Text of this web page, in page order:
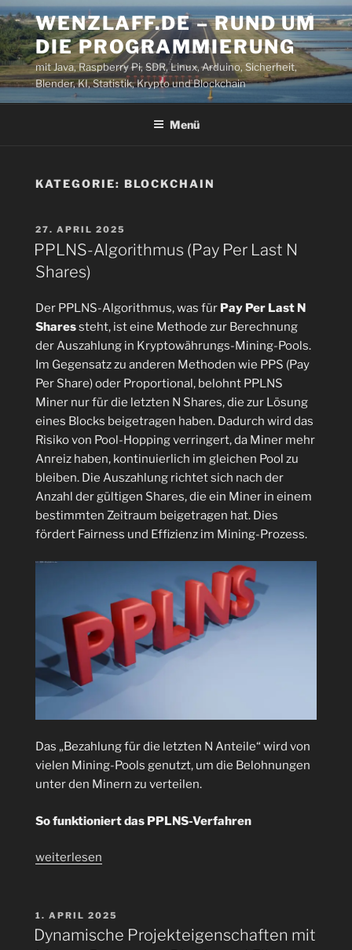
Zum
Inhalt
springen
WENZLAFF.DE – RUND UM
DIE PROGRAMMIERUNG
mit Java, Raspberry Pi, SDR, Linux, Arduino, Sicherheit,
Blender, KI, Statistik, Krypto und Blockchain
Menü
KATEGORIE: BLOCKCHAIN
VERÖFFENTLICHT
AM
27. APRIL 2025
PPLNS-Algorithmus (Pay Per Last N
Shares)
Der PPLNS-Algorithmus, was für Pay Per Last N
Sharessteht, ist eine Methode zur Berechnung
der Auszahlung in Kryptowährungs-Mining-Pools.
Im Gegensatz zu anderen Methoden wie PPS (Pay
Per Share) oder Proportional, belohnt PPLNS
Miner nur für die letzten N Shares, die zur Lösung
eines Blocks beigetragen haben. Dadurch wird das
Risiko von Pool-Hopping verringert, da Miner mehr
Anreiz haben, kontinuierlich im gleichen Pool zu
bleiben. Die Auszahlung richtet sich nach der
Anzahl der gültigen Shares, die ein Miner in einem
bestimmten Zeitraum beigetragen hat. Dies
fördert Fairness und Effizienz im Mining-Prozess.
Das „Bezahlung für die letzten N Anteile“ wird von
vielen Mining-Pools genutzt, um die Belohnungen
unter den Minern zu verteilen.
So funktioniert das PPLNS-Verfahren
„PPLNS-
Per
Last
weiterlesen
VERÖFFENTLICHT
AM
1. APRIL 2025
Dynamische Projekteigenschaften mit